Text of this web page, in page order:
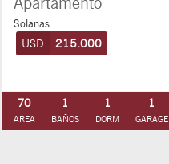
Solanas
USD 215.000
70
AREA
1
BAÑOS
1
DORM
1
GARAGE